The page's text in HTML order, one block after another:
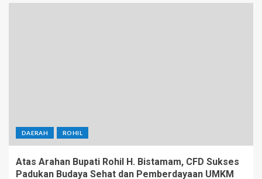
DAERAH ROHIL
Atas Arahan Bupati Rohil H. Bistamam, CFD Sukses
Padukan Budaya Sehat dan Pemberdayaan UMKM